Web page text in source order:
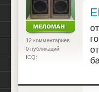
12 комментариев
0 публикаций
ICQ: